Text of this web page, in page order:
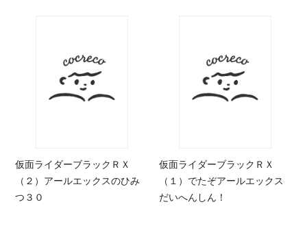
仮面ライダーブラックＲＸ
（２）アールエックスのひみ
つ３０
仮面ライダーブラックＲＸ
（１）でたぞアールエックス
だいへんしん！